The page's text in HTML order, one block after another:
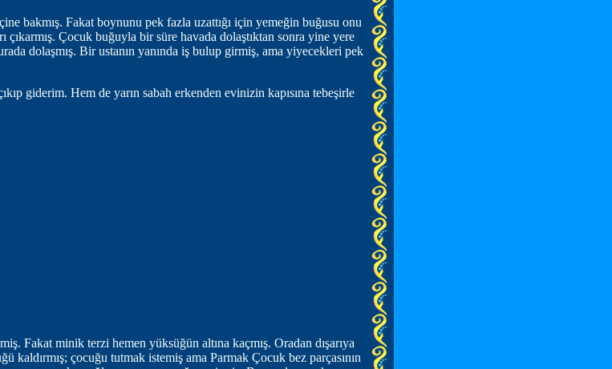
bakmış. Fakat boynunu pek fazla uzattığı için yemeğin buğusu onu
çıkarmış. Çocuk buğuyla bir süre havada dolaştıktan sonra yine yere
dolaşmış. Bir ustanın yanında iş bulup girmiş, ama yiyecekleri pek
giderim. Hem de yarın sabah erkenden evinizin kapısına tebeşirle
Fakat minik terzi hemen yüksüğün altına kaçmış. Oradan dışarıya
kaldırmış; çocuğu tutmak istemiş ama Parmak Çocuk bez parçasının